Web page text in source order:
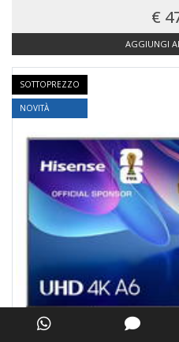
€
AGGIUNGI
SOTTOPREZZO
NOVITÀ